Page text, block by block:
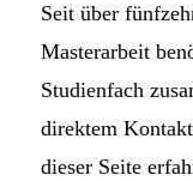
Seit über
Masterarbeit
Studienfach
direktem
dieser Seite